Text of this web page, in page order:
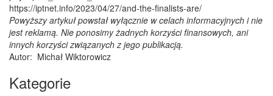
https://iptnet.info/2023/04/27/and-the-finalists-are/
Powyższy artykuł powstał wyłącznie w celach informacyjnych i nie
jest reklamą. Nie ponosimy żadnych korzyści finansowych, ani
innych korzyści związanych z jego publikacją.
Autor: Michał Wiktorowicz
Kategorie